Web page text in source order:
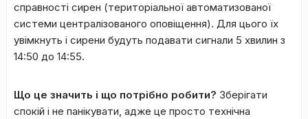
справності сирен (територіальної автоматизованої
системи централізованого оповіщення). Для цього їх
увімкнуть і сирени будуть подавати сигнали 5 хвилин з
14:50 до 14:55.
Що це значить і що потрібно робити? Зберігати
спокій і не панікувати, адже це просто технічна